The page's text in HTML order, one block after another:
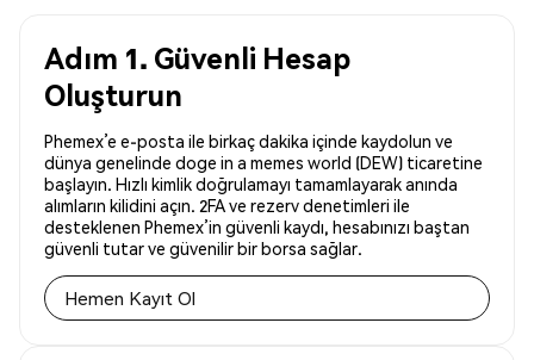
Adım 1. Güvenli Hesap
Oluşturun
Phemex’e e-posta ile birkaç dakika içinde kaydolun ve
dünya genelinde doge in a memes world (DEW) ticaretine
başlayın. Hızlı kimlik doğrulamayı tamamlayarak anında
alımların kilidini açın. 2FA ve rezerv denetimleri ile
desteklenen Phemex’in güvenli kaydı, hesabınızı baştan
güvenli tutar ve güvenilir bir borsa sağlar.
Hemen Kayıt Ol